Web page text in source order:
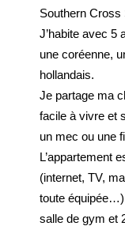
Southern Cross
J’habite avec 5
une coréenne,
hollandais.
Je partage ma
facile à vivre et
un mec ou une
L’appartement
(internet, TV,
toute
salle de gym et